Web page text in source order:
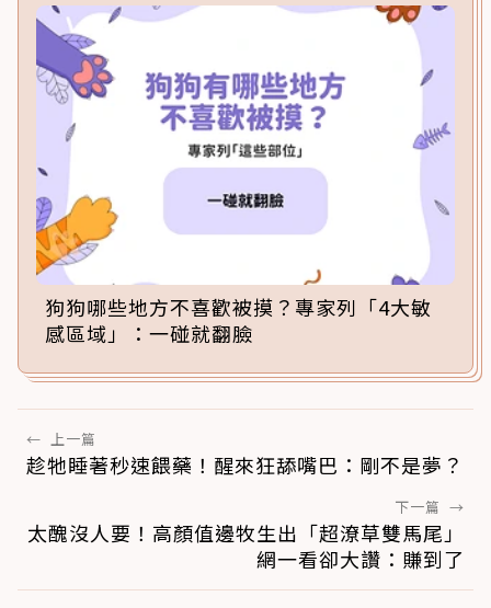
狗狗哪些地方不喜歡被摸？專家列「4大敏
感區域」：一碰就翻臉
← 上一篇
趁牠睡著秒速餵藥！醒來狂舔嘴巴：剛不是夢？
下一篇 →
太醜沒人要！高顏值邊牧生出「超潦草雙馬尾」
網一看卻大讚：賺到了